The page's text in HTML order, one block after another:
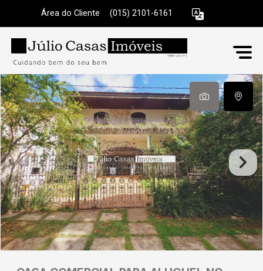
Área do Cliente (015) 2101-6161